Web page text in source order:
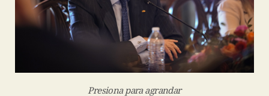
Presiona para agrandar